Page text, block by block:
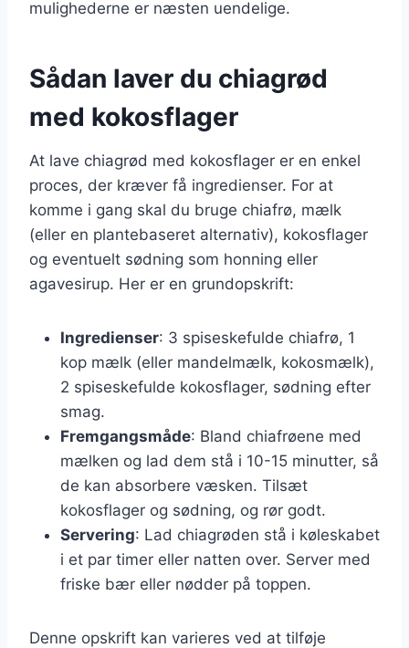
mulighederne er næsten uendelige.
Sådan laver du chiagrød
med kokosflager
At lave chiagrød med kokosflager er en enkel
proces, der kræver få ingredienser. For at
komme i gang skal du bruge chiafrø, mælk
(eller en plantebaseret alternativ), kokosflager
og eventuelt sødning som honning eller
agavesirup. Her er en grundopskrift:
Ingredienser: 3 spiseskefulde chiafrø, 1
kop mælk (eller mandelmælk, kokosmælk),
2 spiseskefulde kokosflager, sødning efter
smag.
Fremgangsmåde: Bland chiafrøene med
mælken og lad dem stå i 10-15 minutter, så
de kan absorbere væsken. Tilsæt
kokosflager og sødning, og rør godt.
Servering: Lad chiagrøden stå i køleskabet
i et par timer eller natten over. Server med
friske bær eller nødder på toppen.
Denne opskrift kan varieres ved at tilføje